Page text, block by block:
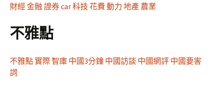
財經金融 證券car科技 花費 動力 地產 農業
不雅點
不雅點實際智庫 中國3分鐘 中國訪談 中國網評 中國要害
詞